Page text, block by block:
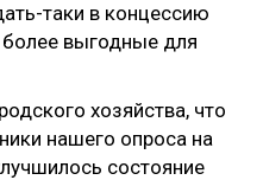
таки в концессию
выгодные для
хозяйства, что
нашего опроса на
состояние